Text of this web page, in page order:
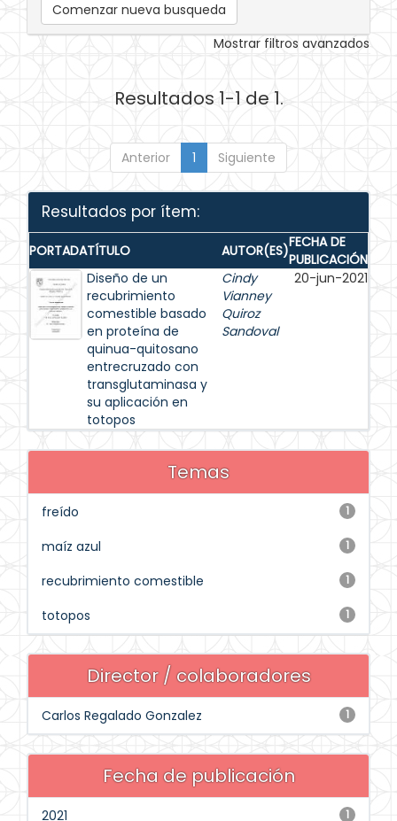
Comenzar nueva busqueda
Mostrar filtros avanzados
Resultados 1-1 de 1.
Anterior 1 Siguiente
Resultados por ítem:
PORTADATÍTULO AUTOR(ES)FECHA DE
PUBLICACIÓN
Diseño de un
recubrimiento
comestible basado
en proteína de
quinua-quitosano
entrecruzado con
transglutaminasa y
su aplicación en
totopos
Cindy
Vianney
Quiroz
Sandoval
20-jun-2021
Temas
1
freído
1
maíz azul
1
recubrimiento comestible
1
totopos
Director / colaboradores
1
Carlos Regalado Gonzalez
Fecha de publicación
1
2021